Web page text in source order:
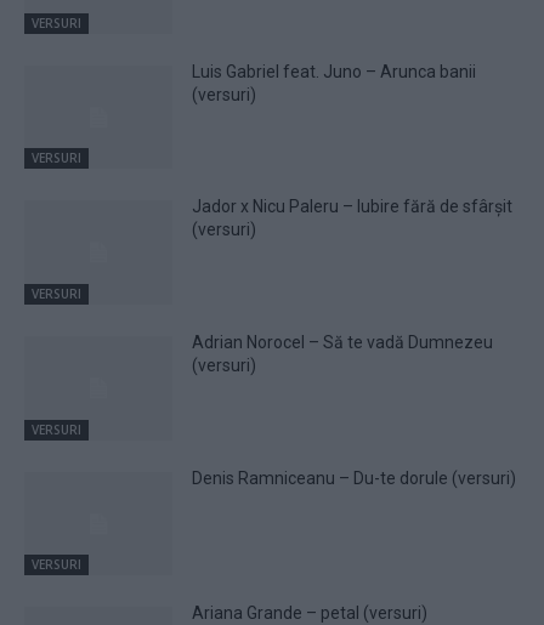
VERSURI
VERSURI
Luis Gabriel feat. Juno – Arunca banii
(versuri)
VERSURI
Jador x Nicu Paleru – Iubire fără de sfârșit
(versuri)
VERSURI
Adrian Norocel – Să te vadă Dumnezeu
(versuri)
VERSURI
Denis Ramniceanu – Du-te dorule (versuri)
Ariana Grande – petal (versuri)